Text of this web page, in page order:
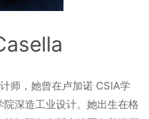
师，她曾在卢加诺 CSIA学
深造工业设计。她出生在格